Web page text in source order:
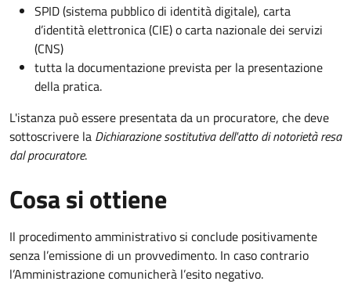
SPID (sistema pubblico di identità digitale), carta
d’identità elettronica (CIE) o carta nazionale dei servizi
(CNS)
tutta la documentazione prevista per la presentazione
della pratica.
L'istanza può essere presentata da un procuratore, che deve
sottoscrivere la Dichiarazione sostitutiva dell'atto di notorietà resa
dal procuratore.
Cosa si ottiene
Il procedimento amministrativo si conclude positivamente
senza l’emissione di un provvedimento. In caso contrario
l’Amministrazione comunicherà l’esito negativo.